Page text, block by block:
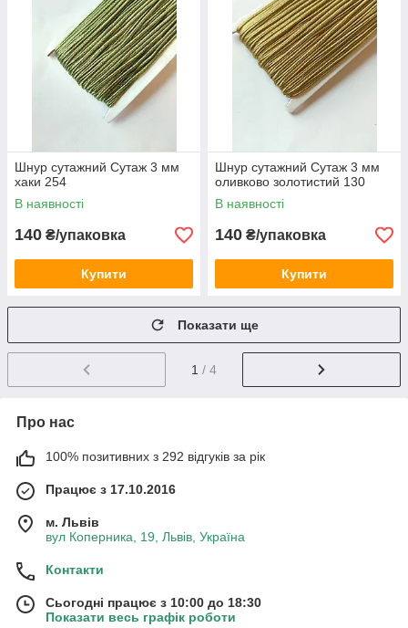
Шнур сутажний Сутаж 3 мм
хаки 254
В наявності
140 ₴/упаковка
Купити
Шнур сутажний Сутаж 3 мм
оливково золотистий 130
В наявності
140 ₴/упаковка
Купити
Показати ще
1 / 4
Про нас
100% позитивних з 292 відгуків за рік
Працює з 17.10.2016
м. Львів
вул Коперника, 19, Львів, Україна
Контакти
Сьогодні працює з 10:00 до 18:30
Показати весь графік роботи